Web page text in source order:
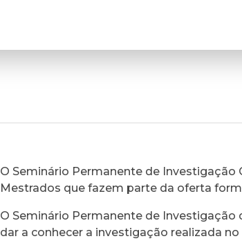
O Seminário Permanente de Investigação
Mestrados que fazem parte da oferta
O Seminário Permanente de Investigação
dar a conhecer a investigação realizada